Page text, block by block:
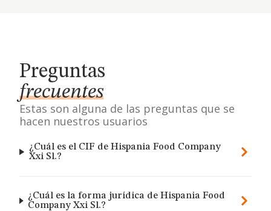
Preguntas
frecuentes
Estas son alguna de las preguntas que se
hacen nuestros usuarios
¿Cuál es el CIF de Hispania Food Company
Xxi Sl.?
¿Cuál es la forma jurídica de Hispania Food
Company Xxi Sl.?